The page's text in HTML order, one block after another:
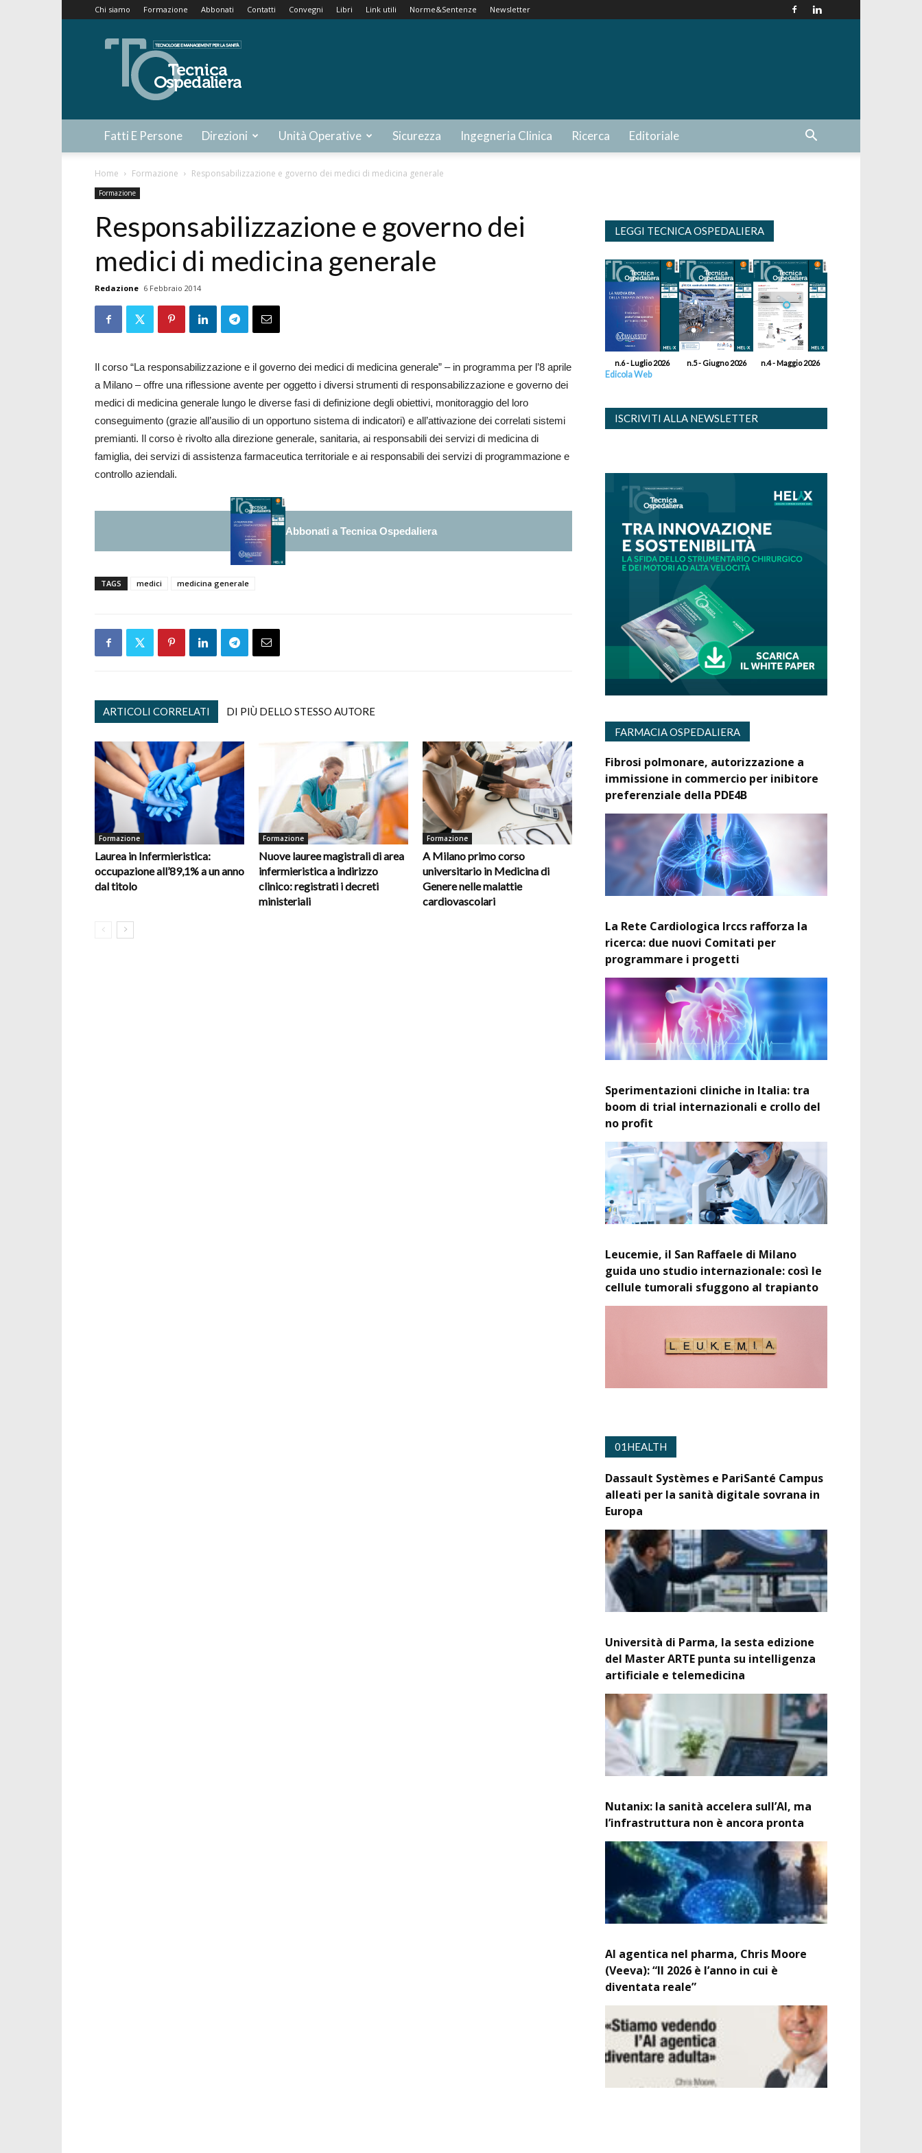
Chi siamo Formazione Abbonati Contatti Convegni Libri Link utili Norme&Sentenze Newsletter
Tecnica
Ospedaliera
Fatti E Persone Direzioni Unità Operative Sicurezza Ingegneria Clinica Ricerca Editoriale
Home Formazione Responsabilizzazione e governo dei medici di medicina generale
Formazione
Responsabilizzazione e governo dei
medici di medicina generale
Redazione 6 Febbraio 2014
Il corso “La responsabilizzazione e il governo dei medici di medicina generale” – in programma per l’8 aprile
a Milano – offre una riflessione avente per oggetto i diversi strumenti di responsabilizzazione e governo dei
medici di medicina generale lungo le diverse fasi di definizione degli obiettivi, monitoraggio del loro
conseguimento (grazie all’ausilio di un opportuno sistema di indicatori) e all’attivazione dei correlati sistemi
premianti. Il corso è rivolto alla direzione generale, sanitaria, ai responsabili dei servizi di medicina di
famiglia, dei servizi di assistenza farmaceutica territoriale e ai responsabili dei servizi di programmazione e
controllo aziendali.
Abbonati a Tecnica Ospedaliera
TAGS medici medicina generale
ARTICOLI CORRELATI DI PIÙ DELLO STESSO AUTORE
Formazione
Laurea in Infermieristica:
occupazione all’89,1% a un anno
dal titolo
Formazione
Nuove lauree magistrali di area
infermieristica a indirizzo
clinico: registrati i decreti
ministeriali
Formazione
A Milano primo corso
universitario in Medicina di
Genere nelle malattie
cardiovascolari
LEGGI TECNICA OSPEDALIERA
n.6 - Luglio 2026 n.5 - Giugno 2026 n.4 - Maggio 2026
Edicola Web
ISCRIVITI ALLA NEWSLETTER
FARMACIA OSPEDALIERA
Fibrosi polmonare, autorizzazione a
immissione in commercio per inibitore
preferenziale della PDE4B
La Rete Cardiologica Irccs rafforza la
ricerca: due nuovi Comitati per
programmare i progetti
Sperimentazioni cliniche in Italia: tra
boom di trial internazionali e crollo del
no profit
Leucemie, il San Raffaele di Milano
guida uno studio internazionale: così le
cellule tumorali sfuggono al trapianto
01HEALTH
Dassault Systèmes e PariSanté Campus
alleati per la sanità digitale sovrana in
Europa
Università di Parma, la sesta edizione
del Master ARTE punta su intelligenza
artificiale e telemedicina
Nutanix: la sanità accelera sull’AI, ma
l’infrastruttura non è ancora pronta
AI agentica nel pharma, Chris Moore
(Veeva): “Il 2026 è l’anno in cui è
diventata reale”